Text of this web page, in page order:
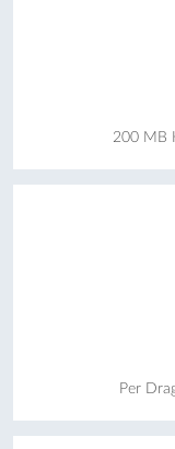
200 MB
Per